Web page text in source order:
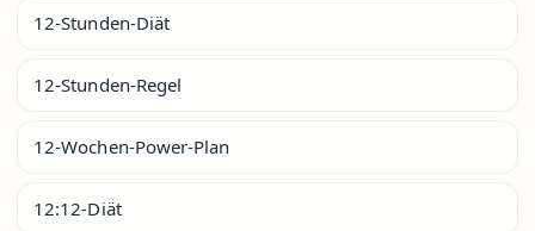
12-Stunden-Diät
12-Stunden-Regel
12-Wochen-Power-Plan
12:12-Diät